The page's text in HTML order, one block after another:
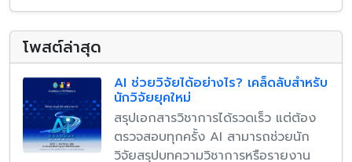
โพสต์ล่าสุด
AI ช่วยวิจัยได้อย่างไร? เคล็ดลับสำหรับ
นักวิจัยยุคใหม่
สรุปเอกสารวิชาการได้รวดเร็ว แต่ต้อง
ตรวจสอบทุกครั้ง AI สามารถช่วยนัก
วิจัยสรุปบทความวิชาการหรือรายงาน